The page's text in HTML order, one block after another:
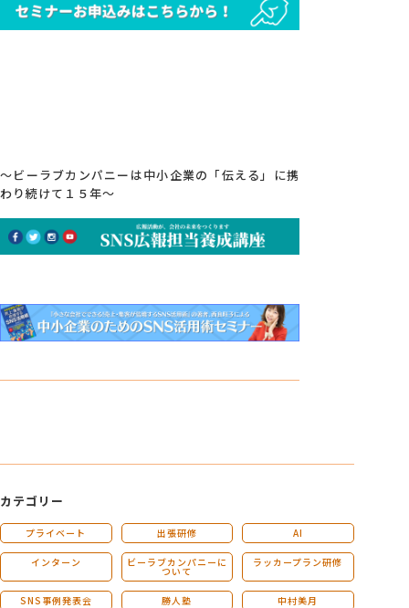
～ビーラブカンパニーは中小企業の「伝える」に携
わり続けて１５年～
カテゴリー
プライベート 出張研修 AI
インターン ビーラブカンパニーに
ついて
ラッカープラン研修
SNS事例発表会 勝人塾 中村美月